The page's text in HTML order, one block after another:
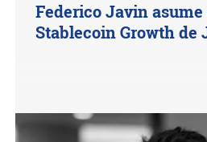
Federico Javin
Stablecoin Growth de